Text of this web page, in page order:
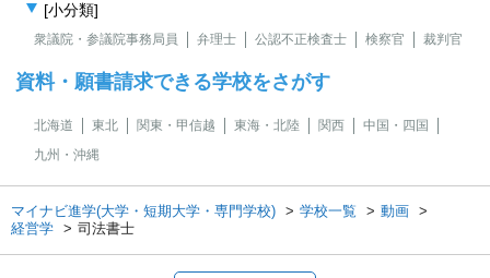
[小分類]
衆議院・参議院事務局員 弁理士 公認不正検査士 検察官 裁判官
資料・願書請求できる学校をさがす
北海道 東北 関東・甲信越 東海・北陸 関西
中国・四国
九州・沖縄
マイナビ進学(大学・短期大学・専門学校) 学校一覧
動画
経営学
司法書士